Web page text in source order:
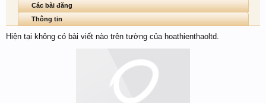
Các bài đăng
Thông tin
Hiện tại không có bài viết nào trên tường của hoathienthaoltd.